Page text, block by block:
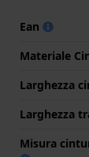
Ean
Materiale
Larghezza
Larghezza
Misura